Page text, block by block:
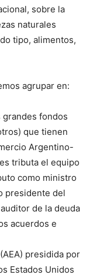
sobre la
naturales
tipo, alimentos,
agrupar en:
fondos
que tienen
Argentino-
tributa el equipo
como ministro
presidente del
de la deuda
acuerdos e
presidida por
Estados Unidos